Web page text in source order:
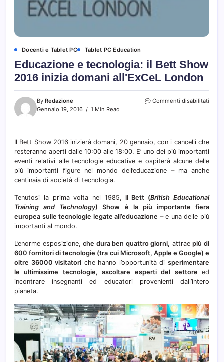
Docenti e Tablet PC Tablet PC Education
Educazione e tecnologia: il Bett Show
2016 inizia domani all'ExCeL London
By Redazione
Gennaio 19, 2016
1 Min Read
Commenti disabilitati
Bett
Show
2016
Il Bett Show 2016 inizierà domani, 20 gennaio, con i cancelli che
resteranno aperti dalle 10:00 alle 18:00. E’ uno dei più importanti
eventi relativi alle tecnologie educative e ospiterà alcune delle
più importanti figure nel mondo dell’educazione – ma anche
centinaia di società di tecnologia.
Tenutosi la prima volta nel 1985, il Bett (British Educational
Training and Technology) Show è la più importante fiera
europea sulle tecnologie legate all’educazione – e una delle più
importanti al mondo.
L’enorme esposizione,che dura ben quattro giorni, attraepiù di
600 fornitori di tecnologie (tra cui Microsoft, Apple e Google) e
oltre 36000 visitatori che hanno l’opportunità disperimentare
le ultimissime tecnologie, ascoltare esperti del settore ed
incontrare insegnanti ed educatori provenienti dall’intero
pianeta.